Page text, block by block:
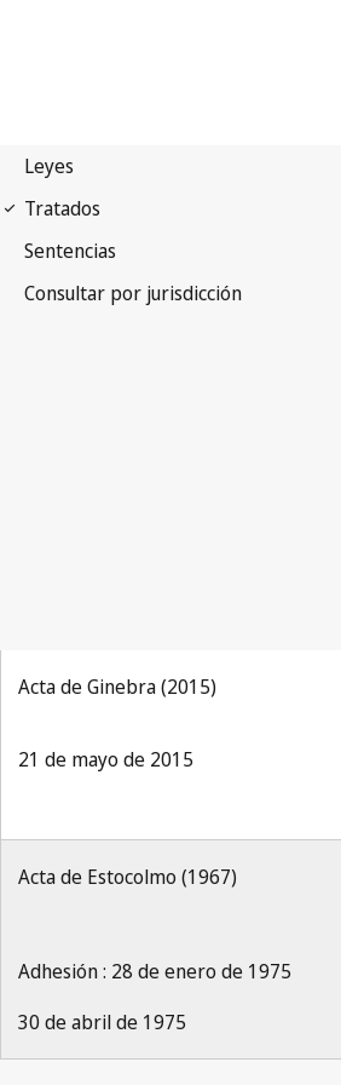
Acta de Ginebra (2015)
21 de mayo de 2015
Acta de Estocolmo (1967)
Adhesión : 28 de enero de 1975
30 de abril de 1975